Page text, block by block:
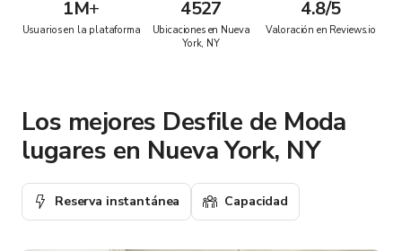
1M+
Usuarios en la plataforma
4527
Ubicaciones en Nueva
York, NY
4.8/5
Valoración en Reviews.io
Los mejores Desfile de Moda
lugares en Nueva York, NY
Reserva instantánea Capacidad